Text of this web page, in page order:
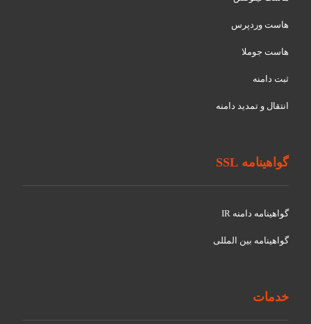
هاست وردپرس
هاست جوملا
ثبت دامنه
انتقال و تمدید دامنه
گواهینامه SSL
گواهينامه دامنه IR
گواهينامه بین المللی
خدمات